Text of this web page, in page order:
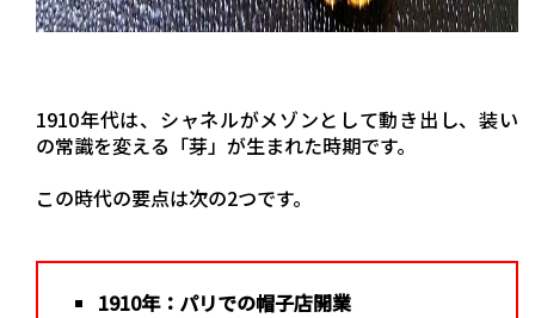
1910年代は、シャネルがメゾンとして動き出し、装い
の常識を変える「芽」が生まれた時期です。
この時代の要点は次の2つです。
1910年：パリでの帽子店開業